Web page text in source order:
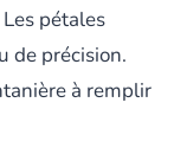
pétales
de précision.
à remplir